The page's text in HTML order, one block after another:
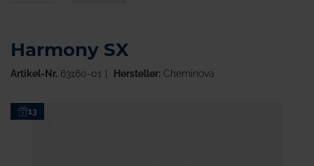
Zum13
Harmony SX
Artikel-Nr. 63160-01 Hersteller:Cheminova